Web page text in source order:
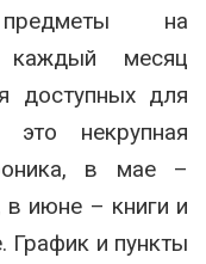
на
месяц
доступных для
некрупная
в мае –
в июне – книги и
График и пункты